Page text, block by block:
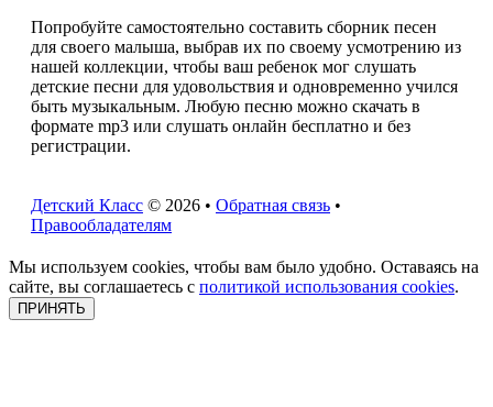
Попробуйте самостоятельно составить сборник песен
для своего малыша, выбрав их по своему усмотрению из
нашей коллекции, чтобы ваш ребенок мог слушать
детские песни для удовольствия и одновременно учился
быть музыкальным. Любую песню можно скачать в
формате mp3 или слушать онлайн бесплатно и без
регистрации.
Детский Класс © 2026 • Обратная связь •
Правообладателям
Мы используем cookies, чтобы вам было удобно. Оставаясь на
сайте, вы соглашаетесь с политикой использования cookies.
ПРИНЯТЬ